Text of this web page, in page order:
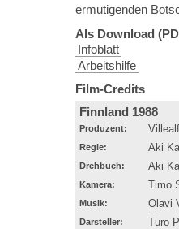
ermutigenden
Als Download
Infoblatt
Arbeitshilfe
Film-Credits
Finnland 1988
Produzent:
Regie: Aki
Drehbuch: Aki
Kamera: Timo
Musik: Olavi
Darsteller: Turo